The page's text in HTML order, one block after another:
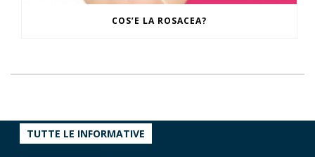
COS’E LA ROSACEA?
TUTTE LE INFORMATIVE